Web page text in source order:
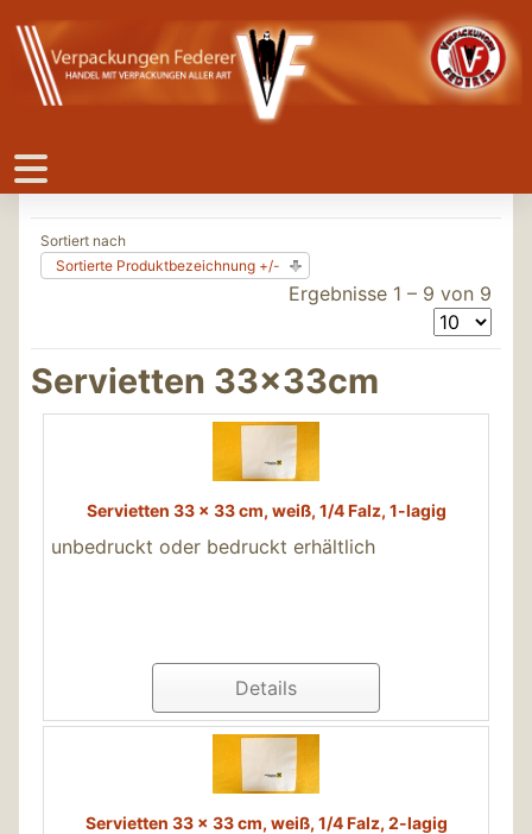
Sortiert nach
Sortierte Produktbezeichnung +/-
Ergebnisse 1 – 9 von 9
Servietten 33x33cm
Servietten 33 x 33 cm, weiß, 1/4 Falz, 1-lagig
unbedruckt oder bedruckt erhältlich
Details
Servietten 33 x 33 cm, weiß, 1/4 Falz, 2-lagig